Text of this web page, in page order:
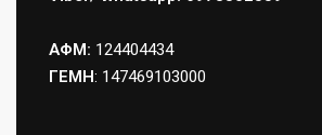
ΑΦΜ: 124404434
ΓΕΜΗ: 147469103000